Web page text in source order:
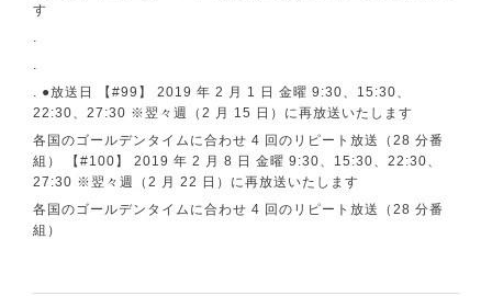
す
.
. ●放送日 【#99】 2019 年 2 月 1 日 金曜 9:30、15:30、
22:30、27:30 ※翌々週（2 月 15 日）に再放送いたします
各国のゴールデンタイムに合わせ 4 回のリピート放送（28 分番
組） 【#100】 2019 年 2 月 8 日 金曜 9:30、15:30、22:30、
27:30 ※翌々週（2 月 22 日）に再放送いたします
各国のゴールデンタイムに合わせ 4 回のリピート放送（28 分番
組）